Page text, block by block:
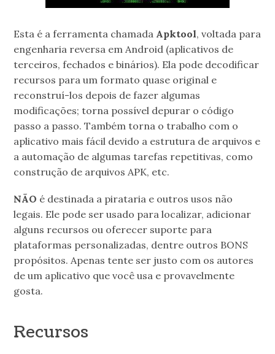
Esta é a ferramenta chamada Apktool, voltada para
engenharia reversa em Android (aplicativos de
terceiros, fechados e binários). Ela pode decodificar
recursos para um formato quase original e
reconstruí-los depois de fazer algumas
modificações; torna possível depurar o código
passo a passo. Também torna o trabalho com o
aplicativo mais fácil devido a estrutura de arquivos e
a automação de algumas tarefas repetitivas, como
construção de arquivos APK, etc.
NÃO é destinada a pirataria e outros usos não
legais. Ele pode ser usado para localizar, adicionar
alguns recursos ou oferecer suporte para
plataformas personalizadas, dentre outros BONS
propósitos. Apenas tente ser justo com os autores
de um aplicativo que você usa e provavelmente
gosta.
Recursos